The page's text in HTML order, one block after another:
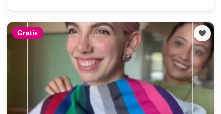
Gratis